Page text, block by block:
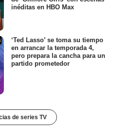
inéditas en HBO Max
‘Ted Lasso’ se toma su tiempo
en arrancar la temporada 4,
pero prepara la cancha para un
partido prometedor
de series TV